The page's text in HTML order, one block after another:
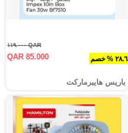
٢٨.٦ % خصم
QAR ١١٩.٠٠٠
QAR 85.000
باريس هايبرماركت